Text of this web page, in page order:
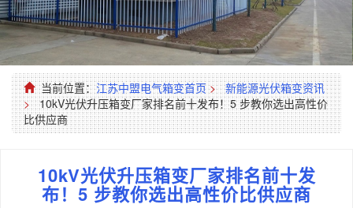
当前位置：江苏中盟电气箱变首页 >
新能源光伏箱变资讯
> 10kV光伏升压箱变厂家排名前十发布！5 步教你选出高性价
比供应商
10kV光伏升压箱变厂家排名前十发
布！5 步教你选出高性价比供应商